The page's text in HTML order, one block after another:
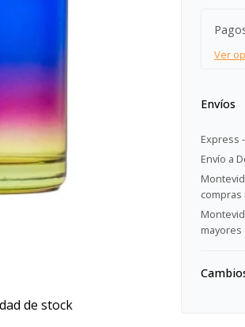
de stock
Ver
Envíos
Express
Envío a
compras
mayores